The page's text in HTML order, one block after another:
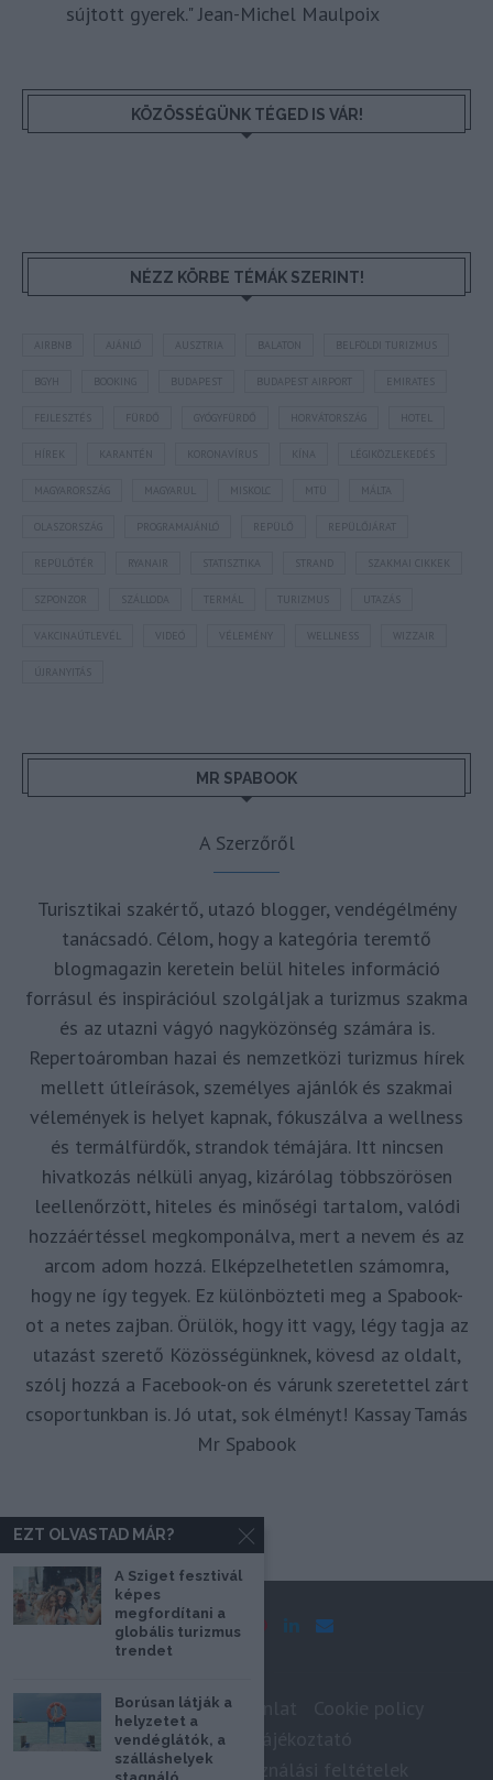
sújtott gyerek." Jean-Michel Maulpoix
KÖZÖSSÉGÜNK TÉGED IS VÁR!
NÉZZ KÖRBE TÉMÁK SZERINT!
AUSZTRIA BALATON BELFÖLDI TURIZMUS
BUDAPEST BUDAPEST AIRPORT EMIRATES
FEJLESZTÉS HORVÁTORSZÁG HOTEL
KARANTÉN LÉGIKÖZLEKEDÉS
MAGYARORSZÁG MTÜ MÁLTA
OLASZORSZÁG REPÜLŐJÁRAT
REPÜLŐTÉR STATISZTIKA STRAND SZAKMAI CIKKEK
SZPONZOR SZÁLLODA TERMÁL TURIZMUS UTAZÁS
VAKCINAÚTLEVÉL WIZZAIR
ÚJRANYITÁS
MR SPABOOK
A Szerzőről
Turisztikai szakértő, utazó blogger, vendégélmény
tanácsadó. Célom, hogy a kategória teremtő
blogmagazin keretein belül hiteles információ
forrásul és inspirációul szolgáljak a turizmus szakma
és az utazni vágyó nagyközönség számára is.
Repertoáromban hazai és nemzetközi turizmus hírek
mellett útleírások, személyes ajánlók és szakmai
vélemények is helyet kapnak, fókuszálva a wellness
és termálfürdők, strandok témájára. Itt nincsen
hivatkozás nélküli anyag, kizárólag többszörösen
leellenőrzött, hiteles és minőségi tartalom, valódi
hozzáértéssel megkomponálva, mert a nevem és az
arcom adom hozzá. Elképzelhetetlen számomra,
hogy ne így tegyek. Ez különbözteti meg a Spabook-
ot a netes zajban. Örülök, hogy itt vagy, légy tagja az
utazást szerető Közösségünknek, kövesd az oldalt,
szólj hozzá a Facebook-on és várunk szeretettel zárt
csoportunkban is. Jó utat, sok élményt! Kassay Tamás
Mr Spabook
Impresszum Médiaajánlat
Adatkezelési tájékoztató
Szerzői jogok, felhasználási feltételek
EZT OLVASTAD MÁR?
A Sziget fesztivál
képes
megfordítani a
globális turizmus
trendet
Borúsan látják a
helyzetet a
vendéglátók, a
szálláshelyek